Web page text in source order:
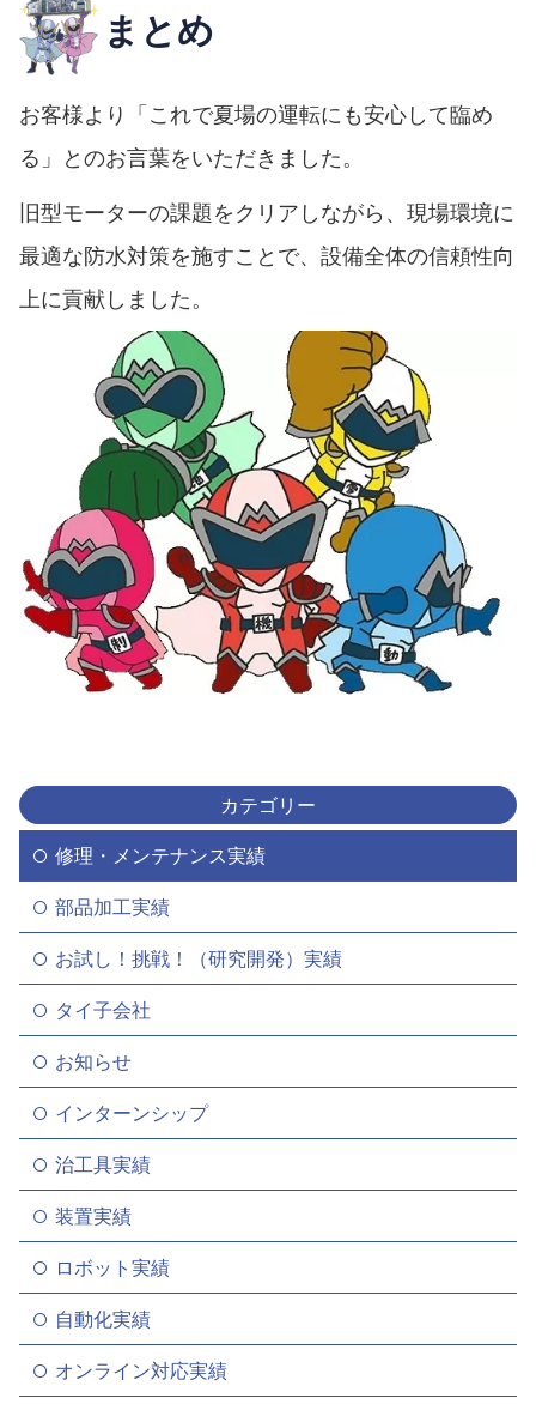
まとめ
お客様より「これで夏場の運転にも安心して臨め
る」とのお言葉をいただきました。
旧型モーターの課題をクリアしながら、現場環境に
最適な防水対策を施すことで、設備全体の信頼性向
上に貢献しました。
カテゴリー
修理・メンテナンス実績
部品加工実績
お試し！挑戦！（研究開発）実績
タイ子会社
お知らせ
インターンシップ
治工具実績
装置実績
ロボット実績
自動化実績
オンライン対応実績